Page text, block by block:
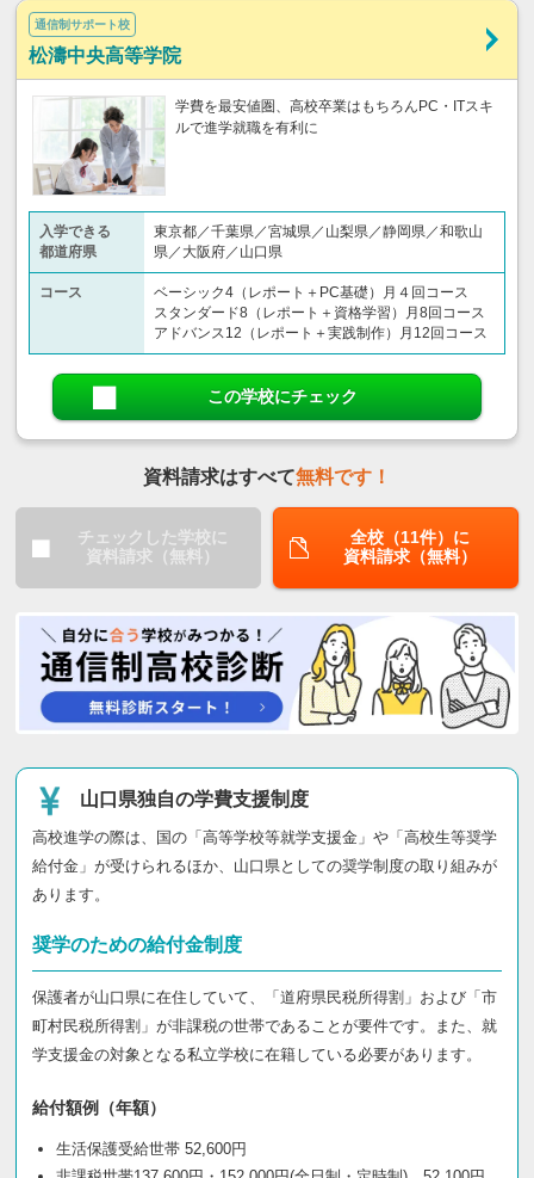
通信制サポート校
松濤中央高等学院
学費を最安値圏、高校卒業はもちろんPC・ITスキ
ルで進学就職を有利に
入学できる
都道府県
東京都／千葉県／宮城県／山梨県／静岡県／和歌山
県／大阪府／山口県
コース
ベーシック4（レポート＋PC基礎）月４回コース
スタンダード8（レポート＋資格学習）月8回コース
アドバンス12（レポート＋実践制作）月12回コース
この学校にチェック
資料請求はすべて無料です！
チェックした学校に
資料請求（無料）
全校（11件）に
資料請求（無料）
山口県独自の学費支援制度
高校進学の際は、国の「高等学校等就学支援金」や「高校生等奨学
給付金」が受けられるほか、山口県としての奨学制度の取り組みが
あります。
奨学のための給付金制度
保護者が山口県に在住していて、「道府県民税所得割」および「市
町村民税所得割」が非課税の世帯であることが要件です。また、就
学支援金の対象となる私立学校に在籍している必要があります。
給付額例（年額）
生活保護受給世帯 52,600円